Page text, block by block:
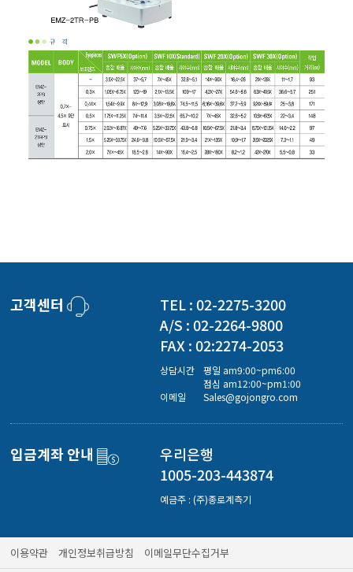
고객센터
TEL : 02-2275-3200
A/S : 02-2264-9800
FAX : 02:2274-2053
상담시간
평일 am9:00~pm6:00
점심 am12:00~pm1:00
이메일
Sales@gojongro.com
입금계좌 안내
우리은행
1005-203-443874
예금주 : (주)종로계측기
이용약관 개인정보취급방침 이메일무단수집거부